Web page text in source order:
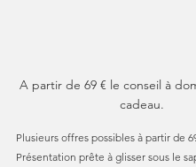
A partir de 69 € le conseil à
cadeau.
Plusieurs offres possibles à partir de
Présentation prête à glisser sous le